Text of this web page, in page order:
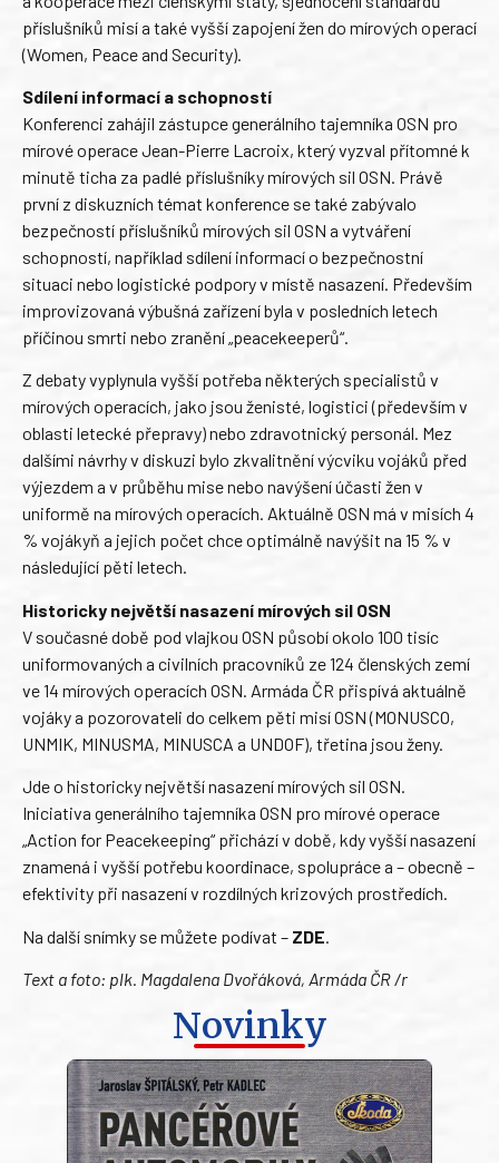
příslušníků misí a také vyšší zapojení žen do mírových operací
(Women, Peace and Security).
Sdílení informací a schopností
Konferenci zahájil zástupce generálního tajemníka OSN pro
mírové operace Jean-Pierre Lacroix, který vyzval přítomné k
minutě ticha za padlé příslušníky mírových sil OSN. Právě
první z diskuzních témat konference se také zabývalo
bezpečností příslušníků mírových sil OSN a vytváření
schopností, například sdílení informací o bezpečnostní
situaci nebo logistické podpory v místě nasazení. Především
improvizovaná výbušná zařízení byla v posledních letech
příčinou smrti nebo zranění „peacekeeperů“.
Z debaty vyplynula vyšší potřeba některých specialistů v
mírových operacích, jako jsou ženisté, logistici (především v
oblasti letecké přepravy) nebo zdravotnický personál. Mez
dalšími návrhy v diskuzi bylo zkvalitnění výcviku vojáků před
výjezdem a v průběhu mise nebo navýšení účasti žen v
uniformě na mírových operacích. Aktuálně OSN má v misích 4
% vojákyň a jejich počet chce optimálně navýšit na 15 % v
následující pěti letech.
Historicky největší nasazení mírových sil OSN
V současné době pod vlajkou OSN působí okolo 100 tisíc
uniformovaných a civilních pracovníků ze 124 členských zemí
ve 14 mírových operacích OSN. Armáda ČR přispívá aktuálně
vojáky a pozorovateli do celkem pěti misí OSN (MONUSCO,
UNMIK, MINUSMA, MINUSCA a UNDOF), třetina jsou ženy.
Jde o historicky největší nasazení mírových sil OSN.
Iniciativa generálního tajemníka OSN pro mírové operace
„Action for Peacekeeping“ přichází v době, kdy vyšší nasazení
znamená i vyšší potřebu koordinace, spolupráce a – obecně –
efektivity při nasazení v rozdílných krizových prostředích.
Na další snímky se můžete podívat – ZDE
Text a foto: plk. Magdalena Dvořáková, Armáda ČR /r
Novinky